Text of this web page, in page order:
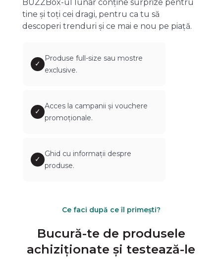
BUZZBox-ul lunar conține surprize pentru
tine și toți cei dragi, pentru ca tu să
descoperi trenduri și ce mai e nou pe piață.
✓
Produse full-size sau mostre
exclusive.
✓
Acces la campanii și vouchere
promoționale.
✓
Ghid cu informații despre
produse.
Ce faci după ce îl primești?
Bucură-te de produsele
achiziționate și testează-le